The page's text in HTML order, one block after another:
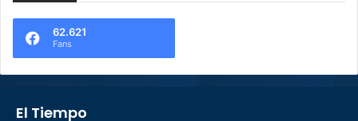
62.621
Fans
El Tiempo